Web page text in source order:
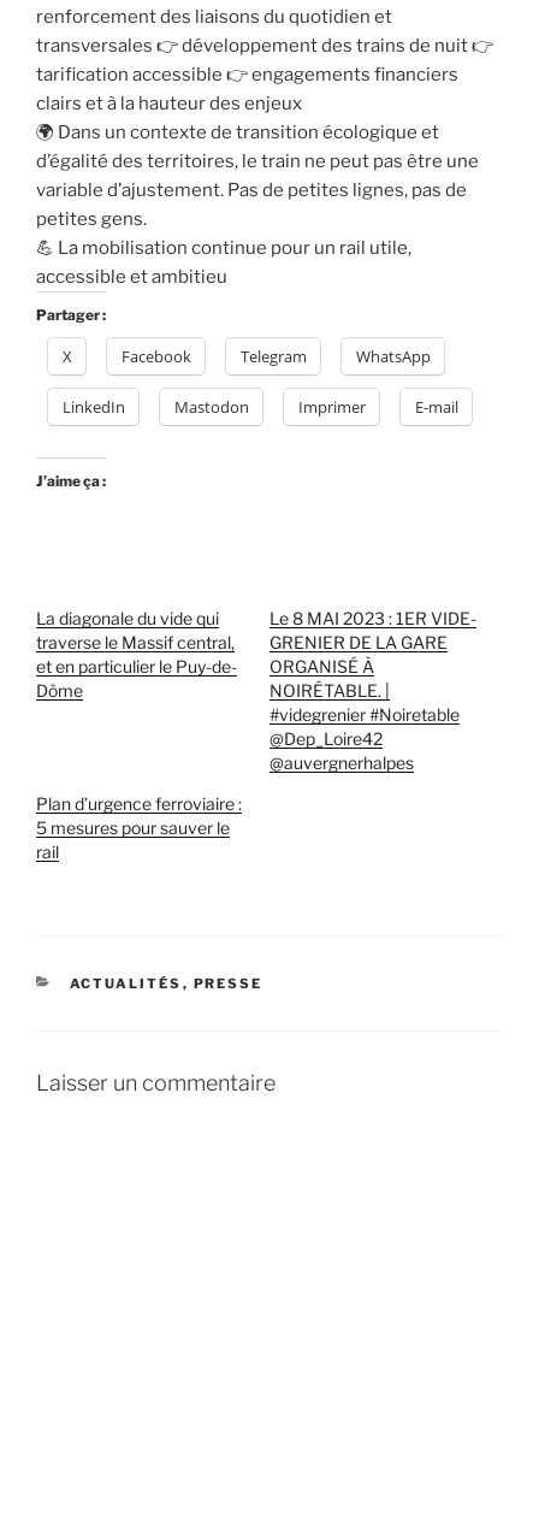
renforcement des liaisons du quotidien et
transversales 👉 développement des trains de nuit 👉
tarification accessible 👉 engagements financiers
clairs et à la hauteur des enjeux
🌍 Dans un contexte de transition écologique et
d’égalité des territoires, le train ne peut pas être une
variable d’ajustement. Pas de petites lignes, pas de
petites gens.
💪 La mobilisation continue pour un rail utile,
accessible et ambitieu
Partager :
X Facebook Telegram WhatsApp
LinkedIn Mastodon Imprimer E-mail
J’aime ça :
La diagonale du vide qui
traverse le Massif central,
et en particulier le Puy-de-
Dôme
Le 8 MAI 2023 : 1ER VIDE-
GRENIER DE LA GARE
ORGANISÉ À
NOIRÉTABLE. |
#videgrenier #Noiretable
@Dep_Loire42
@auvergnerhalpes
Plan d’urgence ferroviaire :
5 mesures pour sauver le
rail
CATÉGORIES
ACTUALITÉS , PRESSE
Laisser un commentaire